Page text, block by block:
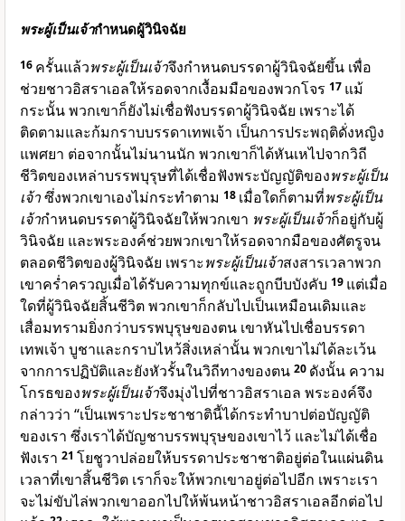
พระผู้เป็นเจ้ากำหนดผู้วินิจฉัย
16 ครั้นแล้วพระผู้เป็นเจ้าจึงกำหนดบรรดาผู้วินิจฉัยขึ้น เพื่อ
ช่วยชาวอิสราเอลให้รอดจากเงื้อมมือของพวกโจร 17 แม้
กระนั้น พวกเขาก็ยังไม่เชื่อฟังบรรดาผู้วินิจฉัย เพราะได้
ติดตามและก้มกราบบรรดาเทพเจ้า เป็นการประพฤติดั่งหญิง
แพศยา ต่อจากนั้นไม่นานนัก พวกเขาก็ได้หันเหไปจากวิถี
ชีวิตของเหล่าบรรพบุรุษที่ได้เชื่อฟังพระบัญญัติของพระผู้เป็น
เจ้าซึ่งพวกเขาเองไม่กระทำตาม 18 เมื่อใดก็ตามที่พระผู้เป็น
เจ้ากำหนดบรรดาผู้วินิจฉัยให้พวกเขา พระผู้เป็นเจ้าก็อยู่กับผู้
วินิจฉัย และพระองค์ช่วยพวกเขาให้รอดจากมือของศัตรูจน
ตลอดชีวิตของผู้วินิจฉัย เพราะพระผู้เป็นเจ้าสงสารเวลาพวก
เขาคร่ำครวญเมื่อได้รับความทุกข์และถูกบีบบังคับ 19 แต่เมื่อ
ใดที่ผู้วินิจฉัยสิ้นชีวิต พวกเขาก็กลับไปเป็นเหมือนเดิมและ
เสื่อมทรามยิ่งกว่าบรรพบุรุษของตน เขาหันไปเชื่อบรรดา
เทพเจ้า บูชาและกราบไหว้สิ่งเหล่านั้น พวกเขาไม่ได้ละเว้น
จากการปฏิบัติและยังหัวรั้นในวิถีทางของตน 20 ดังนั้น ความ
โกรธของพระผู้เป็นเจ้าจึงมุ่งไปที่ชาวอิสราเอล พระองค์จึง
กล่าวว่า “เป็นเพราะประชาชาตินี้ได้กระทำบาปต่อบัญญัติ
ของเรา ซึ่งเราได้บัญชาบรรพบุรุษของเขาไว้ และไม่ได้เชื่อ
ฟังเรา 21 โยชูวาปล่อยให้บรรดาประชาชาติอยู่ต่อในแผ่นดิน
เวลาที่เขาสิ้นชีวิต เราก็จะให้พวกเขาอยู่ต่อไปอีก เพราะเรา
จะไม่ขับไล่พวกเขาออกไปให้พ้นหน้าชาวอิสราเอลอีกต่อไป